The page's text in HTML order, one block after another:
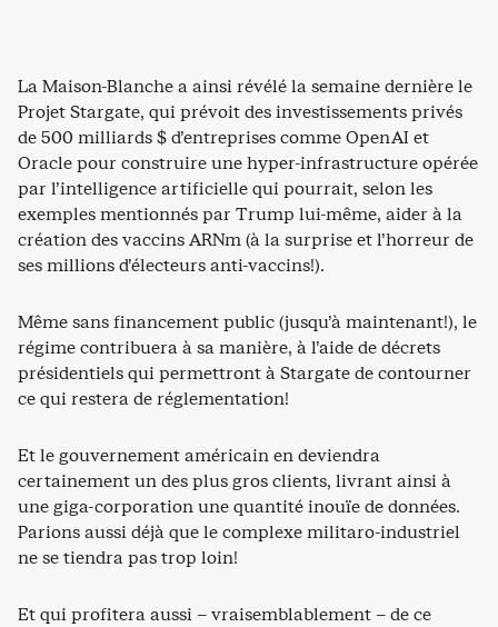
La Maison-Blanche a ainsi révélé la semaine dernière le
Projet Stargate, qui prévoit des investissements privés
de 500 milliards $ d’entreprises comme OpenAI et
Oracle pour construire une hyper-infrastructure opérée
par l’intelligence artificielle qui pourrait, selon les
exemples mentionnés par Trump lui-même, aider à la
création des vaccins ARNm (à la surprise et l’horreur de
ses millions d’électeurs anti-vaccins!).
Même sans financement public (jusqu’à maintenant!), le
régime contribuera à sa manière, à l’aide de décrets
présidentiels qui permettront à Stargate de contourner
ce qui restera de réglementation!
Et le gouvernement américain en deviendra
certainement un des plus gros clients, livrant ainsi à
une giga-corporation une quantité inouïe de données.
Parions aussi déjà que le complexe militaro-industriel
ne se tiendra pas trop loin!
Et qui profitera aussi – vraisemblablement – de ce